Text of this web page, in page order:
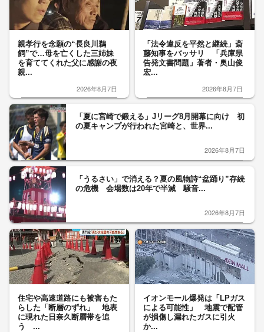
親孝行を念願の“長良川鵜
飼”で…母を亡くした三姉妹
を育ててくれた父に感謝の夜
親...
2026年8月7日
「法令違反を平然と継続」斎
藤知事をバッサリ 「兵庫県
告発文書問題」著者・奥山俊
宏...
2026年8月7日
「夏に宮崎で鍛える」Jリーグ8月開幕に向け 初
の夏キャンプが行われた宮崎と、世界...
2026年8月7日
「うるさい」で消える？夏の風物詩“盆踊り”存続
の危機 会場数は20年で半減 騒音...
2026年8月7日
住宅や高速道路にも被害もた
らした「断層のずれ」 地表
に現れた日奈久断層帯を追
う ...
イオンモール爆発は「LPガス
による可能性」 地震で配管
が損傷し漏れたガスに引火
か...